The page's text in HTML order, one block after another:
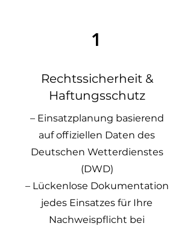
1
Rechtssicherheit &
Haftungsschutz
– Einsatzplanung basierend
auf offiziellen Daten des
Deutschen Wetterdienstes
(DWD)
– Lückenlose Dokumentation
jedes Einsatzes für Ihre
Nachweispflicht bei